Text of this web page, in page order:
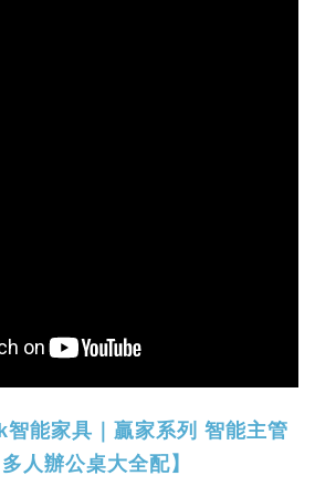
智能家具｜贏家系列 智能主管
人辦公桌大全配】